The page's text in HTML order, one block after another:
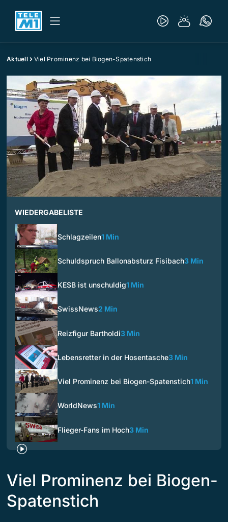
Aktuell Viel Prominenz bei Biogen-Spatenstich
WIEDERGABELISTE
Schlagzeilen1 Min
Schuldspruch Ballonabsturz Fisibach3 Min
KESB ist unschuldig1 Min
SwissNews2 Min
Reizfigur Bartholdi3 Min
Lebensretter in der Hosentasche3 Min
Viel Prominenz bei Biogen-Spatenstich1 Min
WorldNews1 Min
Flieger-Fans im Hoch3 Min
Viel Prominenz bei Biogen-
Spatenstich